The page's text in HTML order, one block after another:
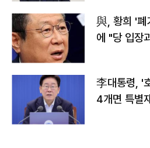
與, 황희 '폐
에 "당 입장
李대통령, '
4개면 특별